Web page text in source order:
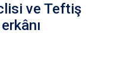
ve Teftiş